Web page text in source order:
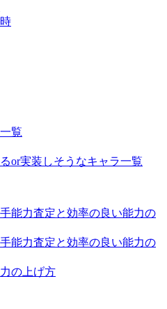
覧
or実装しそうなキャラ一覧
能力査定と効率の良い能力の
能力査定と効率の良い能力の
の上げ方